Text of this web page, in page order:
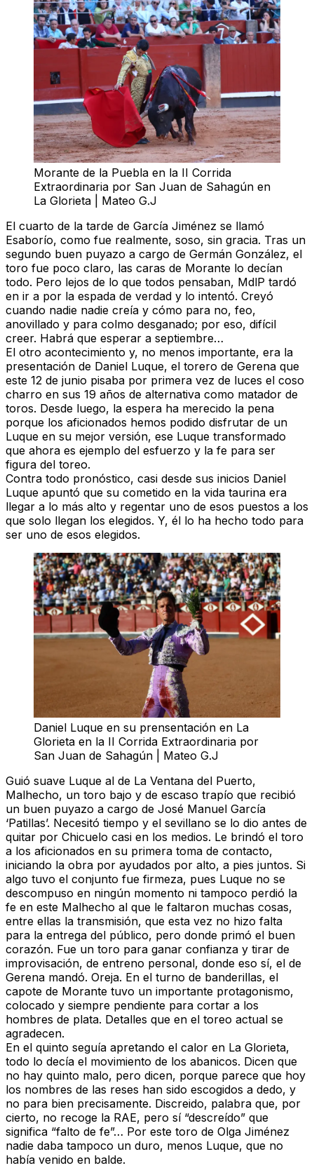
Morante de la Puebla en la II Corrida
Extraordinaria por San Juan de Sahagún en
La Glorieta | Mateo G.J
El cuarto de la tarde de García Jiménez se llamó
Esaborío, como fue realmente, soso, sin gracia. Tras un
segundo buen puyazo a cargo de Germán González, el
toro fue poco claro, las caras de Morante lo decían
todo. Pero lejos de lo que todos pensaban, MdlP tardó
en ir a por la espada de verdad y lo intentó. Creyó
cuando nadie nadie creía y cómo para no, feo,
anovillado y para colmo desganado; por eso, difícil
creer. Habrá que esperar a septiembre…
El otro acontecimiento y, no menos importante, era la
presentación de Daniel Luque, el torero de Gerena que
este 12 de junio pisaba por primera vez de luces el coso
charro en sus 19 años de alternativa como matador de
toros. Desde luego, la espera ha merecido la pena
porque los aficionados hemos podido disfrutar de un
Luque en su mejor versión, ese Luque transformado
que ahora es ejemplo del esfuerzo y la fe para ser
figura del toreo.
Contra todo pronóstico, casi desde sus inicios Daniel
Luque apuntó que su cometido en la vida taurina era
llegar a lo más alto y regentar uno de esos puestos a los
que solo llegan los elegidos. Y, él lo ha hecho todo para
ser uno de esos elegidos.
Daniel Luque en su prensentación en La
Glorieta en la II Corrida Extraordinaria por
San Juan de Sahagún | Mateo G.J
Guió suave Luque al de La Ventana del Puerto,
Malhecho, un toro bajo y de escaso trapío que recibió
un buen puyazo a cargo de José Manuel García
‘Patillas’. Necesitó tiempo y el sevillano se lo dio antes de
quitar por Chicuelo casi en los medios. Le brindó el toro
a los aficionados en su primera toma de contacto,
iniciando la obra por ayudados por alto, a pies juntos. Si
algo tuvo el conjunto fue firmeza, pues Luque no se
descompuso en ningún momento ni tampoco perdió la
fe en este Malhecho al que le faltaron muchas cosas,
entre ellas la transmisión, que esta vez no hizo falta
para la entrega del público, pero donde primó el buen
corazón. Fue un toro para ganar confianza y tirar de
improvisación, de entreno personal, donde eso sí, el de
Gerena mandó. Oreja. En el turno de banderillas, el
capote de Morante tuvo un importante protagonismo,
colocado y siempre pendiente para cortar a los
hombres de plata. Detalles que en el toreo actual se
agradecen.
En el quinto seguía apretando el calor en La Glorieta,
todo lo decía el movimiento de los abanicos. Dicen que
no hay quinto malo, pero dicen, porque parece que hoy
los nombres de las reses han sido escogidos a dedo, y
no para bien precisamente. Discreido, palabra que, por
cierto, no recoge la RAE, pero sí “descreído” que
significa “falto de fe”… Por este toro de Olga Jiménez
nadie daba tampoco un duro, menos Luque, que no
había venido en balde.